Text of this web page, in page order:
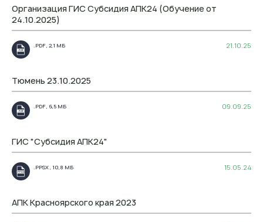
Организация ГИС Субсидия АПК24 (Обучение от
24.10.2025)
21.10.25
.PDF
.PDF , 2,1 МБ
Тюмень 23.10.2025
09.09.25
.PDF
.PDF , 6,5 МБ
ГИС "Субсидия АПК24"
15.05.24
.PPSX
.PPSX , 10,8 МБ
АПК Красноярского края 2023